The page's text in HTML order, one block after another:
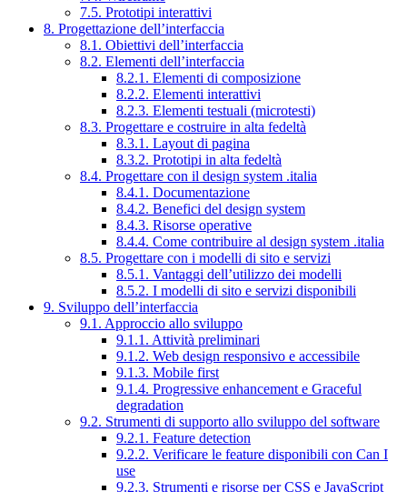
7.5. Prototipi interattivi
8. Progettazione dell’interfaccia
8.1. Obiettivi dell’interfaccia
8.2. Elementi dell’interfaccia
8.2.1. Elementi di composizione
8.2.2. Elementi interattivi
8.2.3. Elementi testuali (microtesti)
8.3. Progettare e costruire in alta fedeltà
8.3.1. Layout di pagina
8.3.2. Prototipi in alta fedeltà
8.4. Progettare con il design system .italia
8.4.1. Documentazione
8.4.2. Benefici del design system
8.4.3. Risorse operative
8.4.4. Come contribuire al design system .italia
8.5. Progettare con i modelli di sito e servizi
8.5.1. Vantaggi dell’utilizzo dei modelli
8.5.2. I modelli di sito e servizi disponibili
9. Sviluppo dell’interfaccia
9.1. Approccio allo sviluppo
9.1.1. Attività preliminari
9.1.2. Web design responsivo e accessibile
9.1.3. Mobile first
9.1.4. Progressive enhancement e Graceful
degradation
9.2. Strumenti di supporto allo sviluppo del software
9.2.1. Feature detection
9.2.2. Verificare le feature disponibili con Can I
use
9.2.3. Strumenti e risorse per CSS e JavaScript